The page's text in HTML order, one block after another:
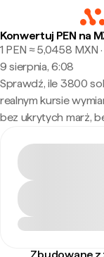
Konwertuj PEN na
1 PEN ≈ 5,0458 MXN
9 sierpnia, 6:08
Sprawdź, ile 3800
realnym kursie
bez ukrytych marż,